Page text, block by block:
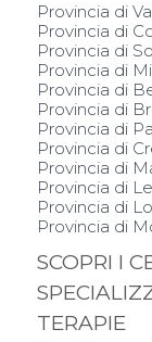
Provincia di
Provincia di
Provincia di
Provincia di
Provincia di
Provincia di
Provincia di
Provincia di
Provincia di
Provincia di
Provincia di
Provincia di
SCOPRI I
TERAPIE